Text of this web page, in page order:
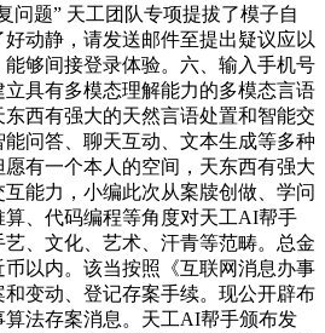
问题” 天工团队专项提拔了模子自
动静，请发送邮件至提出疑议应以
够间接登录体验。六、输入手机号
具有多模态理解能力的多模态言语
西有强大的天然言语处置和智能交
问答、聊天互动、文本生成等多种
有一个本人的空间，天东西有强大
能力，小编此次从案牍创做、学问
、代码编程等角度对天工AI帮手
、文化、艺术、汗青等范畴。总金
币以内。该当按照《互联网消息办事
变动、登记存案手续。现公开辟布
法存案消息。天工AI帮手颁布发